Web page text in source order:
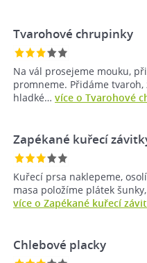
Tvarohové chrupinky
Na vál prosejeme mouku,
promneme. Přidáme
hladké… více o Tvarohové
Zapékané kuřecí
Kuřecí prsa naklepeme,
masa položíme plátek
více o Zapékané kuřecí
Chlebové placky